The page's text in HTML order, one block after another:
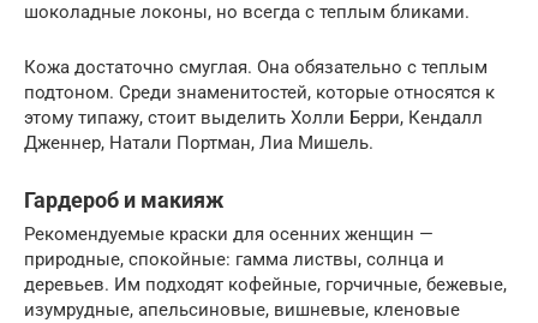
шоколадные локоны, но всегда с теплым бликами.
Кожа достаточно смуглая. Она обязательно с теплым
подтоном. Среди знаменитостей, которые относятся к
этому типажу, стоит выделить Холли Берри, Кендалл
Дженнер, Натали Портман, Лиа Мишель.
Гардероб и макияж
Рекомендуемые краски для осенних женщин —
природные, спокойные: гамма листвы, солнца и
деревьев. Им подходят кофейные, горчичные, бежевые,
изумрудные, апельсиновые, вишневые, кленовые